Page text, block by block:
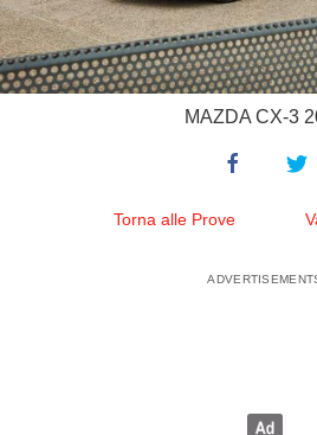
MAZDA CX-3
Torna alle Prove